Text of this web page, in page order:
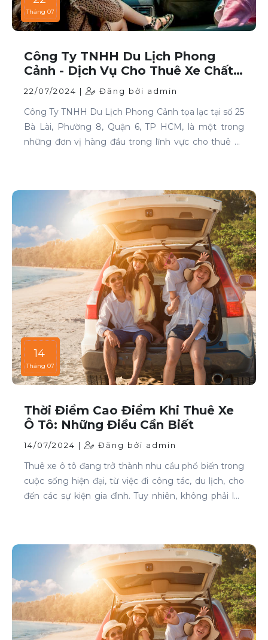
Tháng 07
Công Ty TNHH Du Lịch Phong
Cảnh - Dịch Vụ Cho Thuê Xe Chất
Lượng Cao Tại TP HCM
22/07/2024 | Đăng bởi admin
Công Ty TNHH Du Lịch Phong Cảnh tọa lạc tại số 25
Bà Lài, Phường 8, Quận 6, TP HCM, là một trong
những đơn vị hàng đầu trong lĩnh vực cho thuê xe
14
Tháng 07
Thời Điểm Cao Điểm Khi Thuê Xe
Ô Tô: Những Điều Cần Biết
14/07/2024 | Đăng bởi admin
Thuê xe ô tô đang trở thành nhu cầu phổ biến trong
cuộc sống hiện đại, từ việc đi công tác, du lịch, cho
đến các sự kiện gia đình. Tuy nhiên, không phải lúc
cao điểm khi thuê xe ô tô và những lưu ý để thuê xe
một cách thông minh và tiết kiệm.